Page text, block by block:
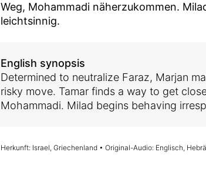
Weg, Mohammadi näherzukommen.
leichtsinnig.
English synopsis
Determined to neutralize Faraz, Marjan
risky move. Tamar finds a way to get
Mohammadi. Milad begins behaving
Herkunft: Israel, Griechenland • Original-Audio: Englisch,